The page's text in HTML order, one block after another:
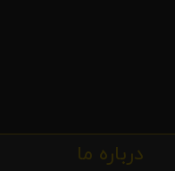
درباره ما